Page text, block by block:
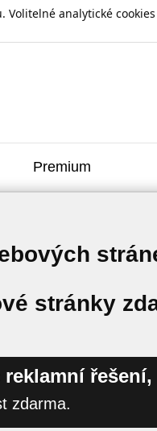
analytické
Premium
stránky
řešení,
zdarma.